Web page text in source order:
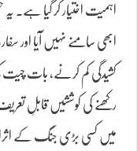
اہمیت اختیار کر گیا ہے۔
ابھی سامنے نہیں آیا اور
کشیدگی کم کرنے، بات چیت
رکھنے کی کوششیں قابلِ
میں کسی بڑی جنگ کے